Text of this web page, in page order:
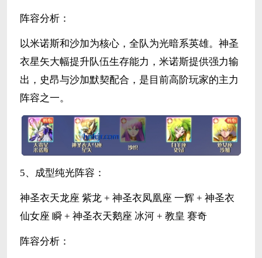
阵容分析：
以米诺斯和沙加为核心，全队为光暗系英雄。神圣
衣星矢大幅提升队伍生存能力，米诺斯提供强力输
出，史昂与沙加默契配合，是目前高阶玩家的主力
阵容之一。
5、成型纯光阵容：
神圣衣天龙座 紫龙 + 神圣衣凤凰座 一辉 + 神圣衣
仙女座 瞬 + 神圣衣天鹅座 冰河 + 教皇 赛奇
阵容分析：